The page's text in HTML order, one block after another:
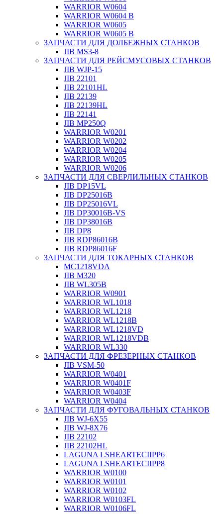
WARRIOR W0604
WARRIOR W0604 B
WARRIOR W0605
WARRIOR W0605 B
ЗАПЧАСТИ ДЛЯ ДОЛБЕЖНЫХ СТАНКОВ
JIB MS3-8
ЗАПЧАСТИ ДЛЯ РЕЙСМУСОВЫХ СТАНКОВ
JIB WJP-15
JIB 22101
JIB 22101HL
JIB 22139
JIB 22139HL
JIB 22141
JIB MP250Q
WARRIOR W0201
WARRIOR W0202
WARRIOR W0204
WARRIOR W0205
WARRIOR W0206
ЗАПЧАСТИ ДЛЯ СВЕРЛИЛЬНЫХ СТАНКОВ
JIB DP15VL
JIB DP25016B
JIB DP25016VL
JIB DP30016B-VS
JIB DP38016B
JIB DP8
JIB RDP86016B
JIB RDP86016F
ЗАПЧАСТИ ДЛЯ ТОКАРНЫХ СТАНКОВ
MC1218VDA
JIB M320
JIB WL305B
WARRIOR W0901
WARRIOR WL1018
WARRIOR WL1218
WARRIOR WL1218B
WARRIOR WL1218VD
WARRIOR WL1218VDB
WARRIOR WL330
ЗАПЧАСТИ ДЛЯ ФРЕЗЕРНЫХ СТАНКОВ
JIB VSM-50
WARRIOR W0401
WARRIOR W0401F
WARRIOR W0403F
WARRIOR W0404
ЗАПЧАСТИ ДЛЯ ФУГОВАЛЬНЫХ СТАНКОВ
JIB WJ-6X55
JIB WJ-8X76
JIB 22102
JIB 22102HL
LAGUNA LSHEARTECIIPP6
LAGUNA LSHEARTECIIPP8
WARRIOR W0100
WARRIOR W0101
WARRIOR W0102
WARRIOR W0103FL
WARRIOR W0106FL